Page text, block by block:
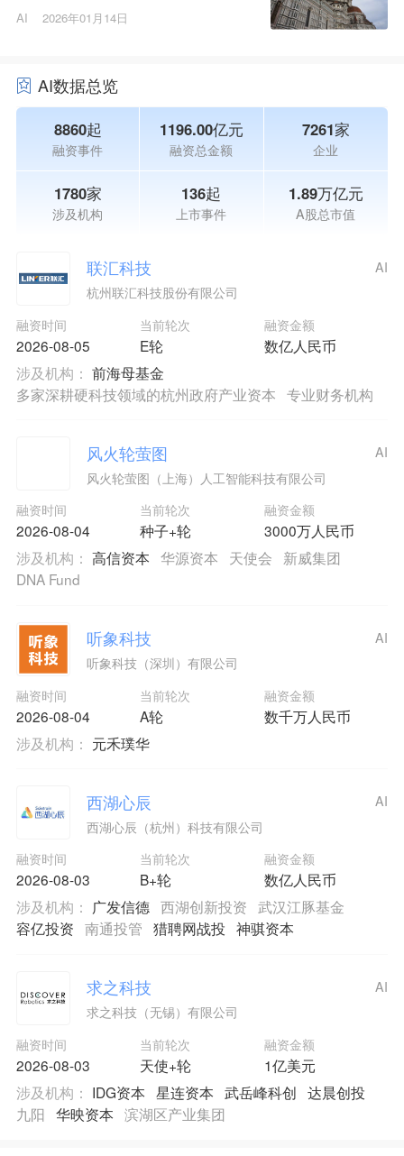
AI 2026年01月14日
AI数据总览
8860起
融资事件
1196.00亿元
融资总金额
7261家
企业
1780家
涉及机构
136起
上市事件
1.89万亿元
A股总市值
联汇科技
杭州联汇科技股份有限公司
融资时间
2026-08-05
当前轮次
E轮
融资金额
数亿人民币
AI
涉及机构： 前海母基金
多家深耕硬科技领域的杭州政府产业资本 专业财务机构
风火轮萤图
风火轮萤图（上海）人工智能科技有限公司
融资时间
2026-08-04
当前轮次
种子+轮
融资金额
3000万人民币
AI
涉及机构： 高信资本 华源资本 天使会
新威集团
DNA Fund
听象科技
听象科技（深圳）有限公司
融资时间
2026-08-04
当前轮次
A轮
融资金额
数千万人民币
AI
涉及机构： 元禾璞华
西湖心辰
西湖心辰（杭州）科技有限公司
融资时间
2026-08-03
当前轮次
B+轮
融资金额
数亿人民币
AI
涉及机构： 广发信德 西湖创新投资 武汉江豚基金
容亿投资 南通投管 猎聘网战投 神骐资本
求之科技
求之科技（无锡）有限公司
融资时间
2026-08-03
当前轮次
天使+轮
融资金额
1亿美元
AI
涉及机构： IDG资本 星连资本 武岳峰科创 达晨创投
九阳 华映资本 滨湖区产业集团